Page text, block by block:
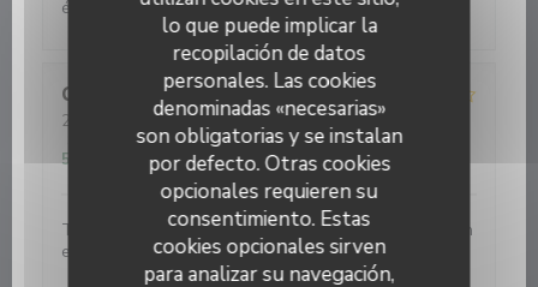
lo que puede implicar la
recopilación de datos
personales. Las cookies
denominadas «necesarias»
son obligatorias y se instalan
por defecto. Otras cookies
opcionales requieren su
consentimiento. Estas
cookies opcionales sirven
para analizar su navegación,
épuré où les plats viennent donner de l'élégance.
CHRISTOPH K
2026-08-07 - 19:30 - Invitados 3
4/5 Ambiente:3/5 Menú:4/5 Calidad / Precio
5
Très bonne relation qualité prix. La petite carte de vin
est bonne, mais pas à mon goût. On s'est régalé.